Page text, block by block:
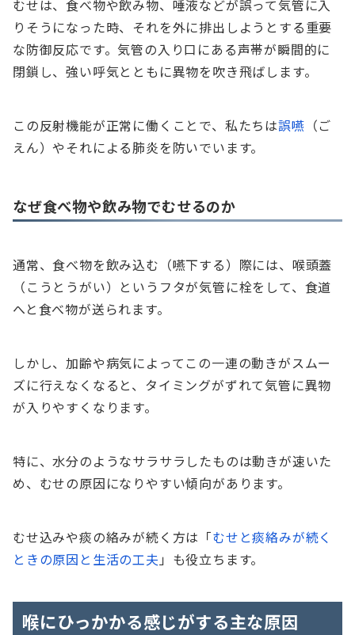
むせは、食べ物や飲み物、唾液などが誤って気管に入
りそうになった時、それを外に排出しようとする重要
な防御反応です。気管の入り口にある声帯が瞬間的に
閉鎖し、強い呼気とともに異物を吹き飛ばします。
この反射機能が正常に働くことで、私たちは誤嚥 （ご
えん）やそれによる肺炎を防いでいます。
なぜ食べ物や飲み物でむせるのか
通常、食べ物を飲み込む（嚥下する）際には、喉頭蓋
（こうとうがい）というフタが気管に栓をして、食道
へと食べ物が送られます。
しかし、加齢や病気によってこの一連の動きがスムー
ズに行えなくなると、タイミングがずれて気管に異物
が入りやすくなります。
特に、水分のようなサラサラしたものは動きが速いた
め、むせの原因になりやすい傾向があります。
むせ込みや痰の絡みが続く方は「むせと痰絡みが続く
ときの原因と生活の工夫 」も役立ちます。
喉にひっかかる感じがする主な原因